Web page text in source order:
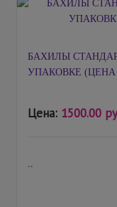
БАХИЛЫ
УПАКОВКЕ (ЦЕНА
Цена: 1500.00
..